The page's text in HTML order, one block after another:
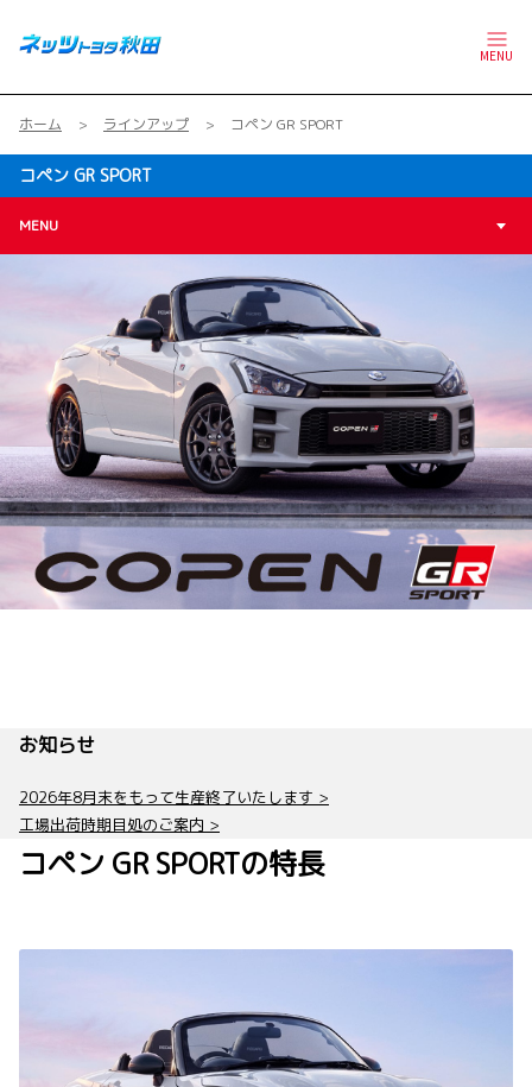
MENU
ホーム ラインアップ コペン GR SPORT
コペン GR SPORT
MENU
お知らせ
2026年8月末をもって生産終了いたします >
工場出荷時期目処のご案内 >
コペン GR SPORTの特長